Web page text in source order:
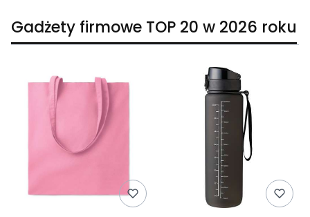
Gadżety firmowe TOP 20 w 2026 roku